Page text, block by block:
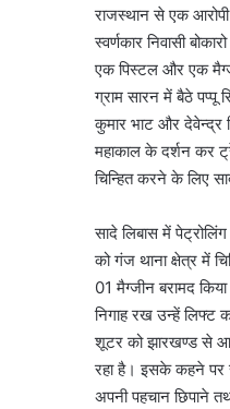
राजस्थान से एक
स्वर्णकार निवासी
एक पिस्टल और एक
ग्राम सारन में बैठे पप्पू
कुमार भाट और देवेन्द्र
महाकाल के दर्शन कर
चिन्हित करने के लिए
सादे लिबास में
को गंज थाना क्षेत्र में
01 मैग्जीन बरामद
निगाह रख उन्हें लिफ्ट
शूटर को झारखण्ड से
रहा है। इसके कहने पर
अपनी पहचान छिपाने